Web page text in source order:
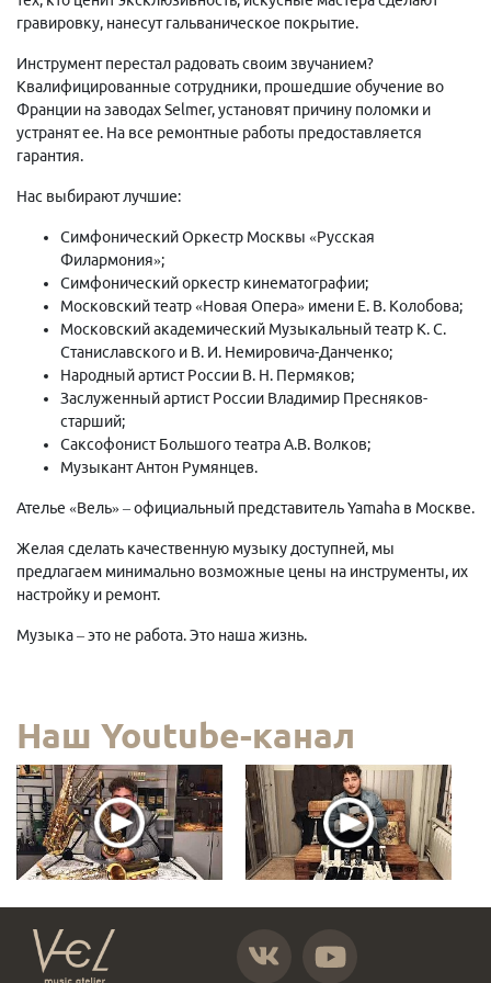
гравировку, нанесут гальваническое покрытие.
Инструмент перестал радовать своим звучанием?
Квалифицированные сотрудники, прошедшие обучение во
Франции на заводах Selmer, установят причину поломки и
устранят ее. На все ремонтные работы предоставляется
гарантия.
Нас выбирают лучшие:
Симфонический Оркестр Москвы «Русская
Филармония»;
Симфонический оркестр кинематографии;
Московский театр «Новая Опера» имени Е. В. Колобова;
Московский академический Музыкальный театр К. С.
Станиславского и В. И. Немировича-Данченко;
Народный артист России В. Н. Пермяков;
Заслуженный артист России Владимир Пресняков-
старший;
Саксофонист Большого театра А.В. Волков;
Музыкант Антон Румянцев.
Ателье «Вель» – официальный представитель Yamaha в Москве.
Желая сделать качественную музыку доступней, мы
предлагаем минимально возможные цены на инструменты, их
настройку и ремонт.
Музыка – это не работа. Это наша жизнь.
Наш Youtube-канал